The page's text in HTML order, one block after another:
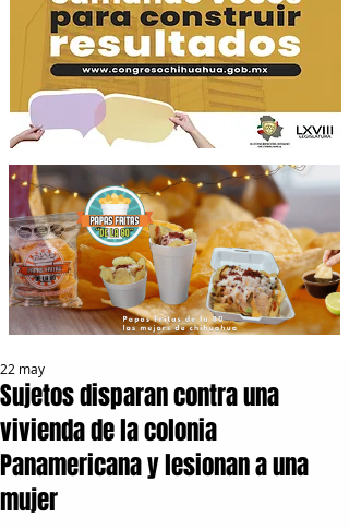
Sujetos disparan contra una
vivienda de la colonia
Panamericana y lesionan a una
mujer
22 may